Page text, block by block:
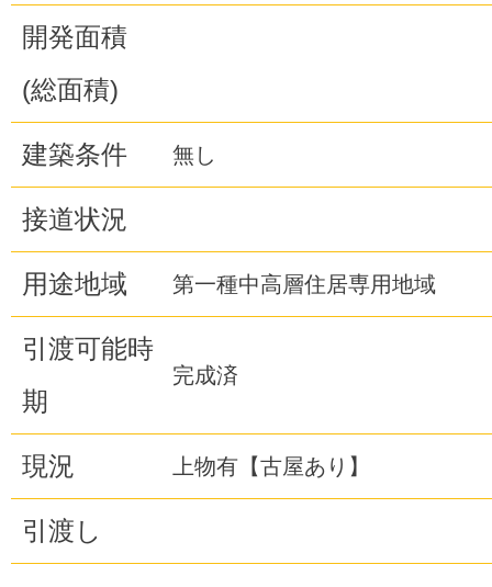
開発面積
(総面積)
建築条件 無し
接道状況
用途地域 第一種中高層住居専用地域
引渡可能時
期
完成済
現況 上物有【古屋あり】
引渡し